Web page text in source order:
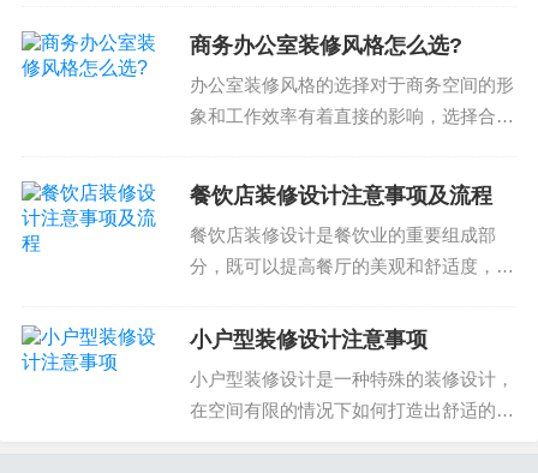
环境问题。水电改造注意事项非常多，希望客户能
够多了解这些知识，选对公司，整个过程都是轻松
如何选择水电改造公司
没有资质的公司不敢轻易选。其次是看公司的经
验，资质是基础，但经验才是决定公司服务质量的
关键。有经验的公司才是合适的公司。还要注意到
台装修设计是企业的重要决策之一。那
案？注意事项和流程涉及...
商务办公室装修风格怎么选?
办公室装修风格的选择对于商务空间的形
象和工作效率有着直接的影响，选择合适
合适的商务办公室装修风格呢？理解商务
办公室装修风格的分类...
餐饮店装修设计注意事项及流程
餐饮店装修设计是餐饮业的重要组成部
分，既可以提高餐厅的美观和舒适度，也
店装修设计方案时，需要注意以下几个方
和主题应与餐厅的品...
小户型装修设计注意事项
小户型装修设计是一种特殊的装修设计，
在空间有限的情况下如何打造出舒适的居